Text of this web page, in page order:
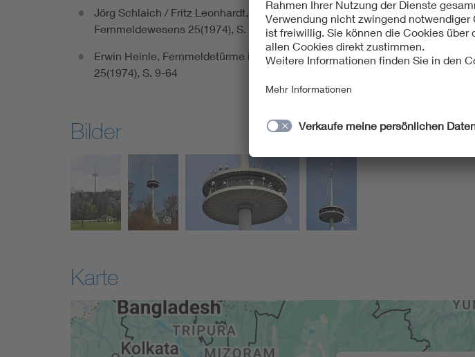
Jörg Schlaich / Fritz Leonhardt, Fritz, Zur konstruktiven Entwicklung der
Fernmeldewesens 25(1974), S. 65-105
Erwin Heinle, Fernmeldetürme in der Bundesrepublik Deutschland -
25(1974), S. 9-64
Bilder
Karte